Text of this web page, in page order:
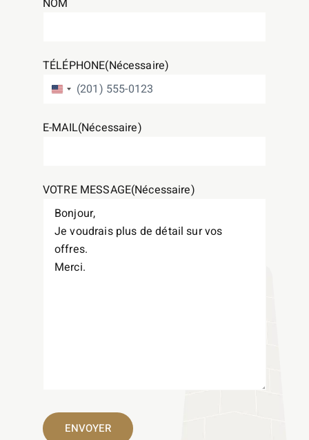
NOM
TÉLÉPHONE(Nécessaire)
ÉTATS-UNIS +1
E-MAIL(Nécessaire)
VOTRE MESSAGE(Nécessaire)
ENVOYER